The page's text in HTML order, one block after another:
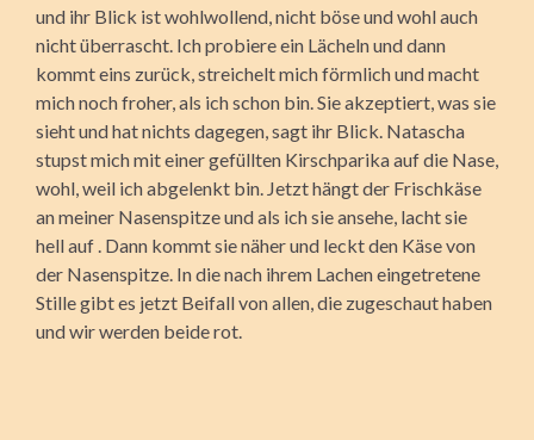
und ihr Blick ist wohlwollend, nicht böse und wohl auch
nicht überrascht. Ich probiere ein Lächeln und dann
kommt eins zurück, streichelt mich förmlich und macht
mich noch froher, als ich schon bin. Sie akzeptiert, was sie
sieht und hat nichts dagegen, sagt ihr Blick. Natascha
stupst mich mit einer gefüllten Kirschparika auf die Nase,
wohl, weil ich abgelenkt bin. Jetzt hängt der Frischkäse
an meiner Nasenspitze und als ich sie ansehe, lacht sie
hell auf . Dann kommt sie näher und leckt den Käse von
der Nasenspitze. In die nach ihrem Lachen eingetretene
Stille gibt es jetzt Beifall von allen, die zugeschaut haben
und wir werden beide rot.